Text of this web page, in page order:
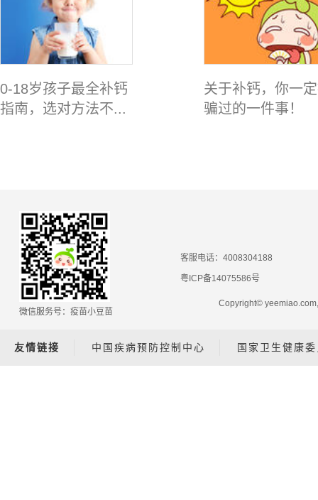
0-18岁孩子最全补钙
指南，选对方法不...
关于补钙，你一
骗过的一件事！
微信服务号：疫苗小豆苗
客服电话：4008304188
粤ICP备14075586号
Copyright©
友情链接 中国疾病预防控制中心 国家卫生健康